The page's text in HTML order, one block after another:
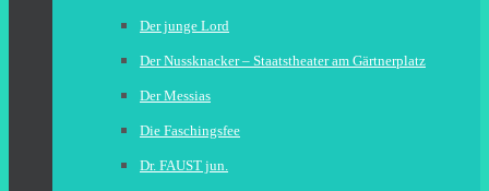
Der junge Lord
Der Nussknacker – Staatstheater am Gärtnerplatz
Der Messias
Die Faschingsfee
Dr. FAUST jun.